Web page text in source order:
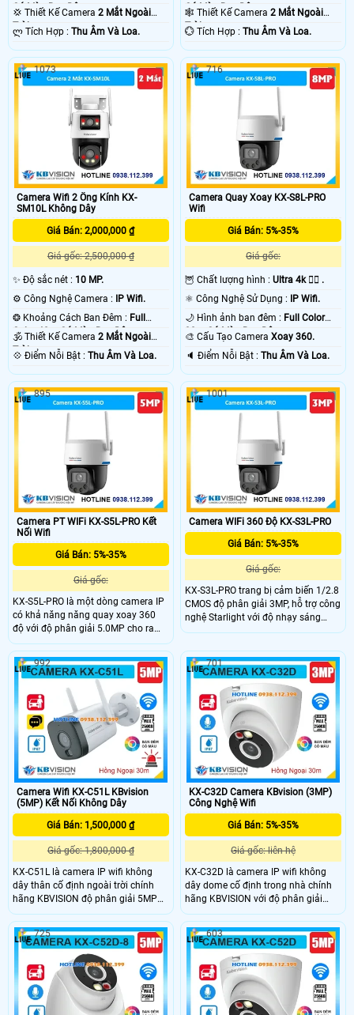
Có Màu Ban Ðêm.
💢 Thiết Kế Camera 2 Mắt Ngoài
Trời.
️ლ Tích Hợp : Thu Âm Và Loa.
Có Màu Ban Ðêm.
🕸️ Thiết Kế Camera2 Mắt Ngoài
Trời.
️💮 Tích Hợp :Thu Âm Và Loa.
Camera Wifi 2 Ống Kính KX-
SM10L Không Dây
Giá Bán: 2,000,000 ₫
Giá gốc: 2,500,000 ₫
✨ Độ sắc nét : 10 MP.
⚙ Công Nghệ Camera :
IP Wifi.
❂ Khoảng Cách Ban Đêm : Full
Color 40m Có Màu Ban Ðêm.
🕉️ Thiết Kế Camera 2 Mắt Ngoài
Trời.
️💠 Điểm Nỗi Bật : Thu Âm Và Loa.
1073
Camera Quay Xoay KX-S8L-PRO
Wifi
Giá Bán: 5%-35%
Giá gốc:
🦉 Chất lượng hình :Ultra 4k 👍🏾 .
⚛️ Công Nghệ Sử Dụng :
IP Wifi.
🌙 Hình ảnh ban đêm : Full Color
30m Có Màu Ban Ðêm.
🎨 Cấu Tạo CameraXoay 360.
️🔈 Điểm Nỗi Bật :Thu Âm Và Loa.
716
Camera PT WIFi KX-S5L-PRO Kết
Nối Wifi
Giá Bán: 5%-35%
Giá gốc:
KX-S5L-PRO là một dòng camera IP
có khả năng năng quay xoay 360
độ với độ phân giải 5.0MP cho ra
hình ảnh 3K siêu nét, Với độ nhạy
sáng cực thấp 0.0005 Lux, khả năng
chống ngược sáng WDR 120dB
895
Camera WIFi 360 Độ KX-S3L-PRO
Giá Bán: 5%-35%
Giá gốc:
KX-S3L-PRO trang bị cảm biến 1/2.8
CMOS độ phân giải 3MP, hỗ trợ công
nghệ Starlight với độ nhạy sáng
0.0005 lux @ F1.0, Kèm theo đấy
giúp nhìn có màu vào ban đêm với
khoảng cách 30m.
1001
Camera Wifi KX-C51L KBvision
(5MP) Kết Nối Không Dây
Giá Bán: 1,500,000 ₫
Giá gốc: 1,800,000 ₫
KX-C51L là camera IP wifi không
dây thân cố định ngoài trời chính
hãng KBVISION độ phân giải 5MP
cho hình ảnh sắc nét. Camera tích
hợp hồng ngoại 30m, ánh sáng kép
full color, đàm thoại 2 chiều, khe
cắm thẻ nhớ 256GB, phát hiện người
và xe, hỗ trợ báo động thông minh.
Với chuẩn chống nước IP67, KX-
C51L là lựa chọn camera giá rẻ
nhưng đầy đủ tính năng cho nhu
992
KX-C32D Camera KBvision (3MP)
Công Nghệ Wifi
Giá Bán: 5%-35%
Giá gốc: liên hệ
KX-C32D là camera IP wifi không
dây dome cố định trong nhà chính
hãng KBVISION với độ phân giải
3MP cho hình ảnh sắc nét. Camera
hỗ trợ hồng ngoại 30m, ánh sáng
kép full color, khe cắm thẻ nhớ lên
đến 256GB và khả năng phân biệt
người, xe chính xác. Với chuẩn
kháng nước IP67 và mức giá rẻ đây
là lựa chọn lý tưởng cho giám sát
an ninh gia đình, văn phòng, cửa
701
725 603